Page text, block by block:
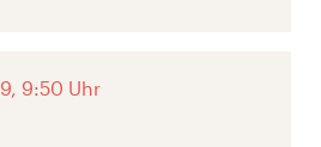
9:50 Uhr